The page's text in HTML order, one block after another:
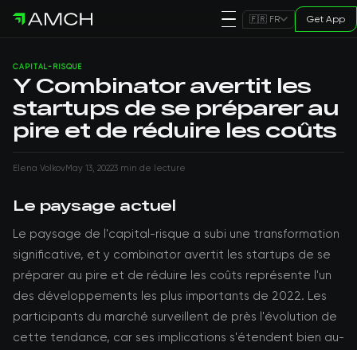
🇫🇷 FR Get App
CAPITAL-RISQUE
Y Combinator avertit les
startups de se préparer au
pire et de réduire les coûts
Elena VolkovMay 13, 20223 min de lecture
Le paysage actuel
Le paysage de l'capital-risque a subi une transformation
significative, et y combinator avertit les startups de se
préparer au pire et de réduire les coûts représente l'un
des développements les plus importants de 2022. Les
participants du marché surveillent de près l'évolution de
cette tendance, car ses implications s'étendent bien au-